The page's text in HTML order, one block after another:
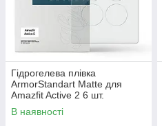
Гідрогелева плівка
ArmorStandart Matte для
Amazfit Active 2 6 шт.
(ARM91945)
В наявності